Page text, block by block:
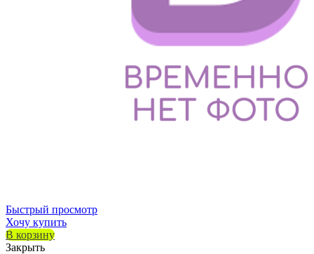
Быстрый просмотр
Хочу купить
В корзину
Закрыть